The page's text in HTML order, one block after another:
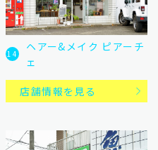
14
ヘアー&メイク ピアーチ
ェ
店舗情報を見る